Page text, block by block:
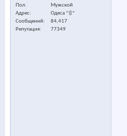
Пол
Мужской
Адрес
Одеса *۩*
Сообщений
84,417
Репутация
77349